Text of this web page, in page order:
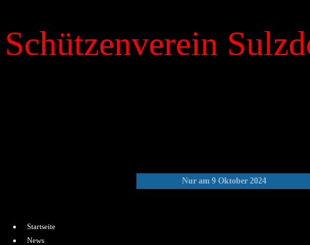
Schützenverein
Startseite
News
Nur am 9 Oktober 2024